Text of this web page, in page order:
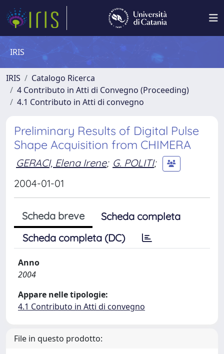
IRIS
IRIS
Catalogo Ricerca
4 Contributo in Atti di Convegno (Proceeding)
4.1 Contributo in Atti di convegno
Preliminary Results of Digital Pulse
Shape Acquisition from CHIMERA
GERACI, Elena Irene; G. POLITI;
2004-01-01
Scheda breve
Scheda completa
Scheda completa (DC)
Anno
2004
Appare nelle tipologie:
4.1 Contributo in Atti di convegno
File in questo prodotto: